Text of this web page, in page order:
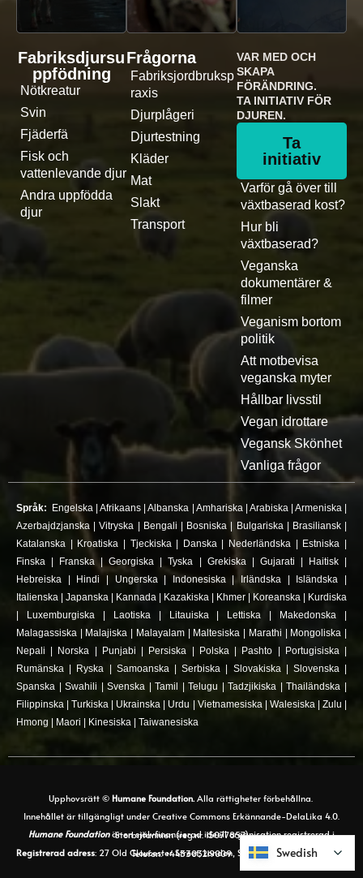
Fabriksdjursu
ppfödning
Nötkreatur
Svin
Fjäderfä
Fisk och
vattenlevande djur
Andra uppfödda
djur
Frågorna
Fabriksjordbruksp
raxis
Djurplågeri
Djurtestning
Kläder
Mat
Slakt
Transport
VAR MED OCH
SKAPA
FÖRÄNDRING.
TA INITIATIV FÖR
DJUREN.
Ta
initiativ
Varför gå över till
växtbaserad kost?
Hur bli
växtbaserad?
Veganska
dokumentärer &
filmer
Veganism bortom
politik
Att motbevisa
veganska myter
Hållbar livsstil
Vegan idrottare
Vegansk Skönhet
Vanliga frågor
Språk: Engelska |Afrikaans |Albanska Amhariska| Arabiska| Armeniska|
Azerbajdzjanska |Vitryska Bengali Bosniska Bulgariska| Brasiliansk|
Katalanska
Kroatiska Tjeckiska| Danska| Nederländska Estniska
Finska
Franska |Georgiska |Tyska Grekiska| Gujarati Haitisk|
Hebreiska
Hindi Ungerska| Indonesiska| Irländska Isländska
Italienska
Japanska Kannada Kazakiska Khmer Koreanska
Kurdiska
Luxemburgiska| Laotiska| Litauiska| Lettiska Makedonska
Malagassiska
Malajiska Malayalam| Maltesiska Marathi Mongoliska
Nepali
Norska Punjabi Persiska Polska| Pashto Portugisiska|
Rumänska
Ryska Samoanska|Serbiska Slovakiska| Slovenska|
Spanska |Swahili |Svenska |Tamil |Telugu |Tadzjikiska |Thailändska
Filippinska |Turkiska Ukrainska Urdu Vietnamesiska| Walesiska| Zulu
Hmong
Maori Kinesiska Taiwanesiska
Upphovsrätt © Humane Foundation.Alla rättigheter förbehållna.
Innehållet är tillgängligt under Creative Commons Erkännande-DelaLika 4.0.
Humane Foundation är en självfinansierad ideell organisation registrerad i Storbritannien (reg.nr. 15077857)
Registrerad adress
: 27 Old Gloucester Street, London, Storbritannien, WC1N 3AX. Telefon: +443303219009 Swedish
Swedish